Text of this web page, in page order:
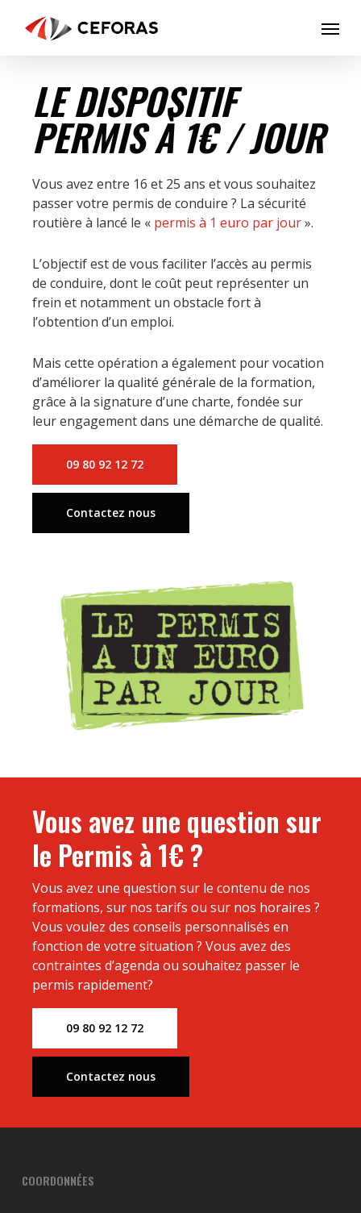
Menu
LE DISPOSITIF
PERMIS À 1€ / JOUR
Vous avez entre 16 et 25 ans et vous souhaitez
passer votre permis de conduire ? La sécurité
routière à lancé le « permis à 1 euro par jour».
L’objectif est de vous faciliter l’accès au permis
de conduire, dont le coût peut représenter un
frein et notamment un obstacle fort à
l’obtention d’un emploi.
Mais cette opération a également pour vocation
d’améliorer la qualité générale de la formation,
grâce à la signature d’une charte, fondée sur
leur engagement dans une démarche de qualité.
09 80 92 12 72
Contactez nous
Vous avez une question sur
le Permis à 1€ ?
Vous avez une question sur le contenu de nos
formations, sur nos tarifs ou sur nos horaires ?
Vous voulez des conseils personnalisés en
fonction de votre situation ? Vous avez des
contraintes d’agenda ou souhaitez passer le
permis rapidement?
09 80 92 12 72
Contactez nous
COORDONNÉES